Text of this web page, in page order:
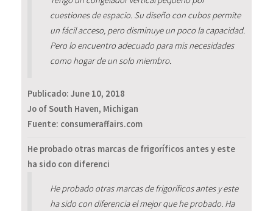
cuestiones de espacio. Su diseño con cubos permite
un fácil acceso, pero disminuye un poco la capacidad.
Pero lo encuentro adecuado para mis necesidades
como hogar de un solo miembro.
Publicado: June 10, 2018
Jo of South Haven, Michigan
Fuente: consumeraffairs.com
He probado otras marcas de frigoríficos antes y este
ha sido con diferenci
He probado otras marcas de frigoríficos antes y este
ha sido con diferencia el mejor que he probado. Ha